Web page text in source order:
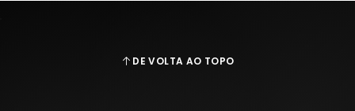
DE VOLTA AO TOPO